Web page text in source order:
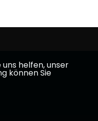
helfen, unser
können Sie